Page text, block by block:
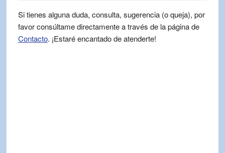
Si tienes alguna duda, consulta, sugerencia (o queja), por
favor consúltame directamente a través de la página de
Contacto. ¡Estaré encantado de atenderte!